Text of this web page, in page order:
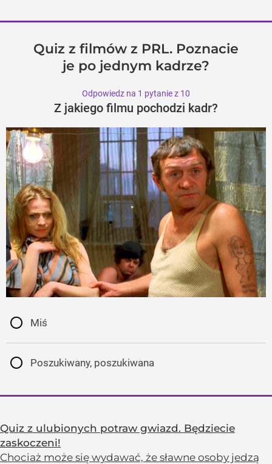
Quiz z filmów z PRL. Poznacie
je po jednym kadrze?
Odpowiedz na 1 pytanie z 10
Z jakiego filmu pochodzi kadr?
Miś
Poszukiwany, poszukiwana
Quiz z ulubionych potraw gwiazd. Będziecie
zaskoczeni!
Chociaż może się wydawać, że sławne osoby jedzą